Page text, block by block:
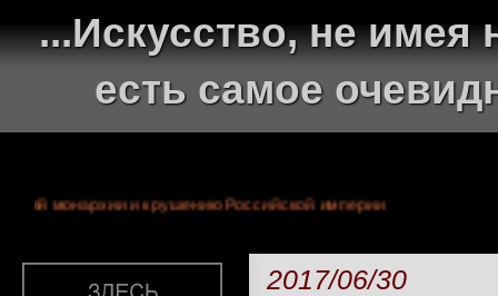
...Искусство, не
есть самое
летней монархии и крушению Российской империи
2017/06/30